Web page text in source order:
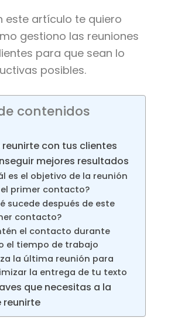
este artículo te quiero
gestiono las reuniones
para que sean lo
posibles.
contenidos
con tus clientes
mejores resultados
es el objetivo de la reunión
primer contacto?
sucede después de este
contacto?
el contacto durante
el tiempo de trabajo
la última reunión para
la entrega de tu texto
que necesitas a la
reunirte